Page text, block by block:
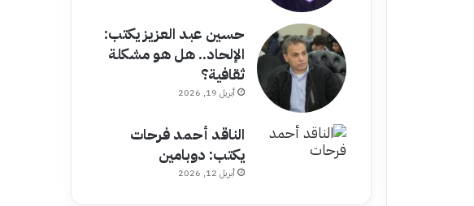
حسين عبد العزيز يكتب:
الإلحاد.. هل هو مشكلة
ثقافية؟
أبريل 19, 2026
الناقد أحمد فرحات
يكتب: دوبامين
أبريل 12, 2026